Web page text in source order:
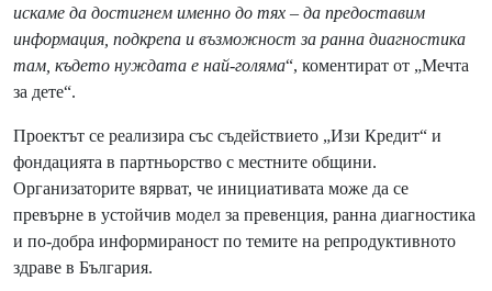
искаме да достигнем именно до тях – да предоставим
информация, подкрепа и възможност за ранна диагностика
там, където нуждата е най-голяма“, коментират от „Мечта
за дете“.
Проектът се реализира със съдействието „Изи Кредит“ и
фондацията в партньорство с местните общини.
Организаторите вярват, че инициативата може да се
превърне в устойчив модел за превенция, ранна диагностика
и по-добра информираност по темите на репродуктивното
здраве в България.